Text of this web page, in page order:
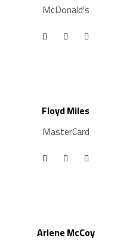
McDonald's
Floyd Miles
MasterCard
Arlene McCoy